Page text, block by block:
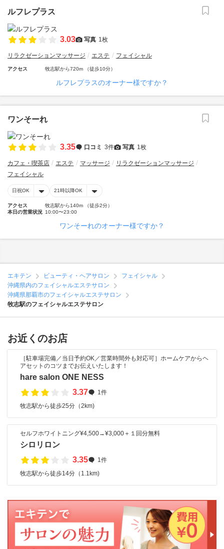
ルフレプラス
3.03 写真 1枚
リラクゼーションマッサージ エステ フェイシャル
アクセス 牧志駅から720m （徒歩10分）
ルフレプラスのオーナー様ですか？
ワンそーれ
3.35 口コミ 3件 写真 1枚
カフェ・喫茶店 エステ マッサージ
リラクゼーションマッサージ
フェイシャル
日祝OK 21時以降OK
アクセス
牧志駅から140m （徒歩2分）
本日の営業状況 10:00〜23:00
ワンそーれのオーナー様ですか？
エキテン ビューティ・ヘアサロン
フェイシャル
沖縄県内のフェイシャルエステサロン
沖縄県那覇市のフェイシャルエステサロン
牧志駅のフェイシャルエステサロン
お近くのお店
［駐車場完備／当日予約OK／営業時間外も対応可］ホームケアからヘ
アセットのコツまでお伝えいたします！
hare salon ONE NESS
3.37
1件
牧志駅から徒歩25分（2km)
セルフホワイトニング¥4,500→¥3,000＋１回分無料
シロリロン
3.35
1件
牧志駅から徒歩14分（1.1km)